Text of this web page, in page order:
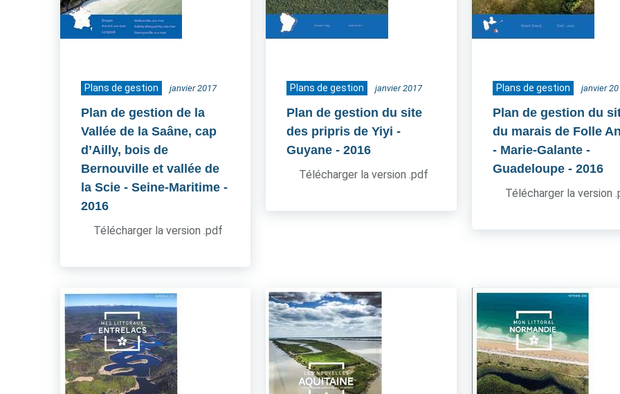
Plans de gestion janvier 2017
Plan de gestion de la
Vallée de la Saâne, cap
d’Ailly, bois de
Bernouville et vallée de
la Scie - Seine-Maritime -
2016
Télécharger la version .pdf
Plans de gestion janvier 2017
Plan de gestion du site
des pripris de Yiyi -
Guyane - 2016
Télécharger la version .pdf
Plans de gestion janvier
Plan de gestion du
du marais de Folle
- Marie-Galante -
Guadeloupe - 2016
Télécharger la version